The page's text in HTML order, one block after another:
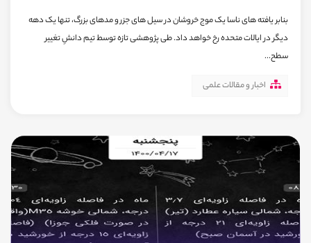
بنابر یافته های ناسا یک موج خروشان در سیل های جزر و مدهای بزرگ، تنها یک دهه
دیگر در ایالات متحده رخ خواهد داد. طی پژوهشی تازه توسط تیم دانشِ تغییر
سطح...
اخبار و مقالات علمی